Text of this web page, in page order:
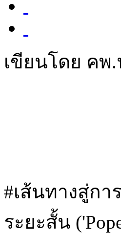
เขียนโดย ค
#เส้นทางสู่ก
ระยะสั้น